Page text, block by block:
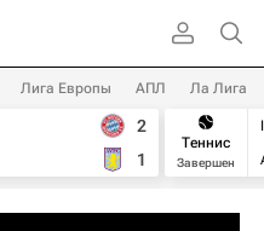
Лига Европы АПЛ Ла Лига
2
1
Теннис
Завершен